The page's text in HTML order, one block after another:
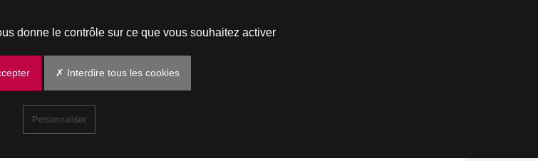
donne le contrôle sur ce que vous souhaitez activer
✗ Interdire tous les cookies
Personnaliser